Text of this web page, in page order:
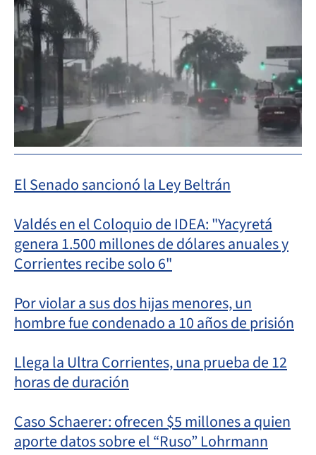
El Senado sancionó la Ley Beltrán
Valdés en el Coloquio de IDEA: "Yacyretá
genera 1.500 millones de dólares anuales y
Corrientes recibe solo 6"
Por violar a sus dos hijas menores, un
hombre fue condenado a 10 años de prisión
Llega la Ultra Corrientes, una prueba de 12
horas de duración
Caso Schaerer: ofrecen $5 millones a quien
aporte datos sobre el “Ruso” Lohrmann